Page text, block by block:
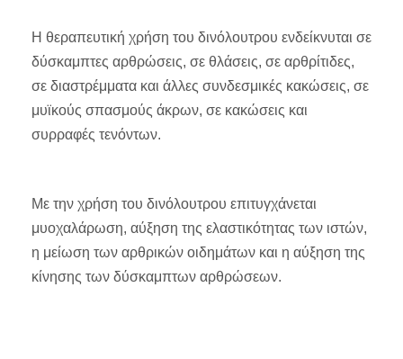
Η θεραπευτική χρήση του δινόλουτρου ενδείκνυται σε
δύσκαμπτες αρθρώσεις, σε θλάσεις, σε αρθρίτιδες,
σε διαστρέμματα και άλλες συνδεσμικές κακώσεις, σε
μυϊκούς σπασμούς άκρων, σε κακώσεις και
συρραφές τενόντων.
Με την χρήση του δινόλουτρου επιτυγχάνεται
μυοχαλάρωση, αύξηση της ελαστικότητας των ιστών,
η μείωση των αρθρικών οιδημάτων και η αύξηση της
κίνησης των δύσκαμπτων αρθρώσεων.